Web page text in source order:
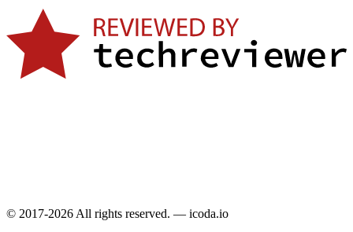
© 2017-2026 All rights reserved. — icoda.io